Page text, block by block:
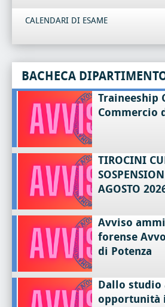
CALENDARI DI ESAME
BACHECA
Traineeship
Commercio
TIROCINI
AGOSTO
Avviso
forense
di Potenza
Dallo studio
opportunità